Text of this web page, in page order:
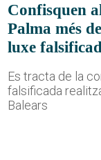
Confisquen
Palma més
luxe
Es tracta de la
falsificada
Balears